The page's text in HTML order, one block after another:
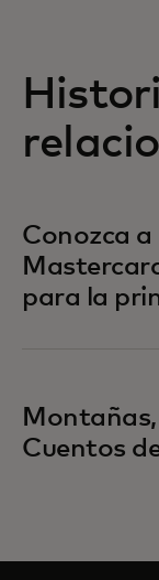
Conozca
para la
Cuentos